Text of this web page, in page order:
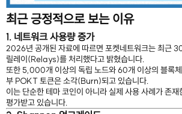
최근 긍정적으로 보는 이유
1. 네트워크 사용량 증가
2026년 공개된 자료에 따르면 포켓네트워크는 최근
릴레이(Relays)를 처리했다고 밝혔습니다.
또한 5,000개 이상의 독립 노드와 60개 이상의 블록
부 POKT 토큰은 소각(Burn)되고 있습니다.
이는 단순한 테마 코인이 아니라 실제 사용 사례가 존
평가받고 있습니다.